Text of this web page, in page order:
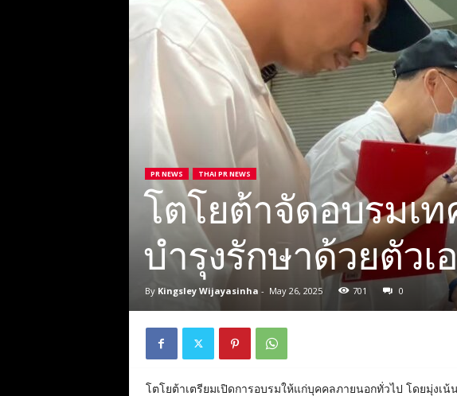
PR NEWS THAI PR NEWS
โตโยต้าจัดอบรมเ
บำรุงรักษาด้วยตัวเ
By Kingsley Wijayasinha - May 26, 2025 701 0
โตโยต้าเตรียมเปิดการอบรมให้แก่บุคคลภายนอกทั่วไป โดยมุ่ง